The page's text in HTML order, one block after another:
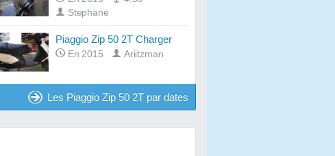
Stephane
Piaggio Zip 50 2T Charger
En 2015 Ariitzman
Les Piaggio Zip 50 2T par dates